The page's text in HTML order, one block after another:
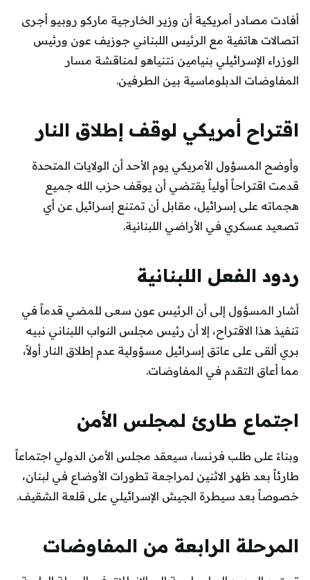
أفادت مصادر أمريكية أن وزير الخارجية ماركو روبيو أجرى
اتصالات هاتفية مع الرئيس اللبناني جوزيف عون ورئيس
الوزراء الإسرائيلي بنيامين نتنياهو لمناقشة مسار
المفاوضات الدبلوماسية بين الطرفين.
اقتراح أمريكي لوقف إطلاق النار
وأوضح المسؤول الأمريكي يوم الأحد أن الولايات المتحدة
قدمت اقتراحاً أولياً يقتضي أن يوقف حزب الله جميع
هجماته على إسرائيل، مقابل أن تمتنع إسرائيل عن أي
تصعيد عسكري في الأراضي اللبنانية.
ردود الفعل اللبنانية
أشار المسؤول إلى أن الرئيس عون سعى للمضي قدماً في
تنفيذ هذا الاقتراح، إلا أن رئيس مجلس النواب اللبناني نبيه
بري ألقى على عاتق إسرائيل مسؤولية عدم إطلاق النار أولاً،
مما أعاق التقدم في المفاوضات.
اجتماع طارئ لمجلس الأمن
وبناءً على طلب فرنسا، سيعقد مجلس الأمن الدولي اجتماعاً
طارئاً بعد ظهر الاثنين لمراجعة تطورات الأوضاع في لبنان،
خصوصاً بعد سيطرة الجيش الإسرائيلي على قلعة الشقيف.
المرحلة الرابعة من المفاوضات